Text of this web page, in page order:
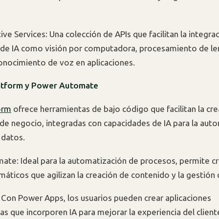
Services: Una colección de APIs que facilitan la
IA como visión por computadora, procesamiento de
de voz en aplicaciones.
y Power Automate
ofrece herramientas de bajo código que facilitan la
negocio, integradas con capacidades de IA para la
Ideal para la automatización de procesos, permite
que agilizan la creación de contenido y la gestión
Power Apps, los usuarios pueden crear aplicaciones
que incorporen IA para mejorar la experiencia del